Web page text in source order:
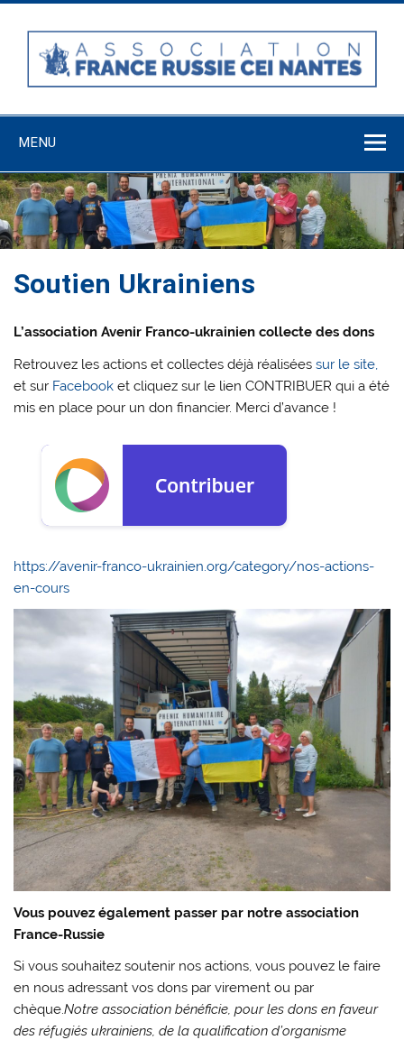
Skip
content
France-Russie-
CEI Nantes
MENU
Soutien Ukrainiens
L’association Avenir Franco-ukrainien collecte des dons
Retrouvez les actions et collectes déjà réaliséessur le site,
et sur Facebooket cliquez sur le lien CONTRIBUER qui a été
mis en place pour un don financier. Merci d’avance !
https://avenir-franco-ukrainien.org/category/nos-actions-
en-cours
Vous pouvez également passer par notre association
France-Russie
Si vous souhaitez soutenir nos actions, vous pouvez le faire
en nous adressant vos dons par virement ou par
chèque.Notre association bénéficie, pour les dons en faveur
des réfugiés ukrainiens, de la qualification d’organisme